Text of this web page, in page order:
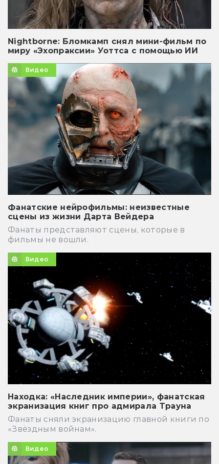
Nightborne: Бломкамп снял мини-фильм по
миру «Эхопраксии» Уоттса с помощью ИИ
Видео
Фанатские нейрофильмы: неизвестные
сцены из жизни Дарта Вейдера
Фанаты представляют сцены, которые в
фильмы не вошли.
Видео
Находка: «Наследник империи», фанатская
экранизация книг про адмирала Трауна
Фанаты сняли экранизацию главной книги по
«Звёздным войнам».
Видео